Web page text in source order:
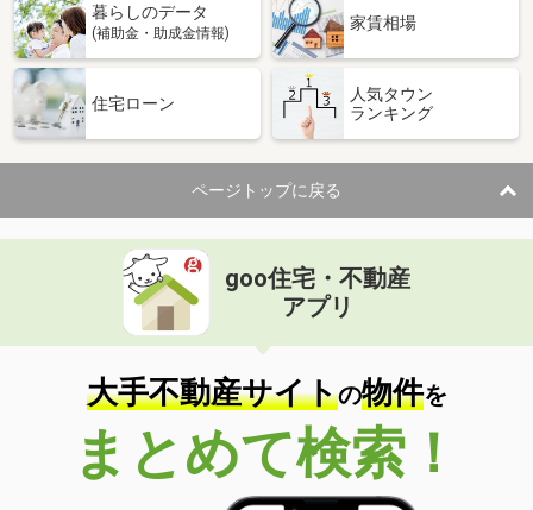
暮らしのデータ
(補助金・助成金情報)
家賃相場
住宅ローン
人気タウン
ランキング
ページトップに戻る
goo住宅・不動産
アプリ
大手不動産サイトの物件を
まとめて検索！